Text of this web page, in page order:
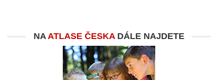
NAATLASE ČESKADÁLE NAJDETE